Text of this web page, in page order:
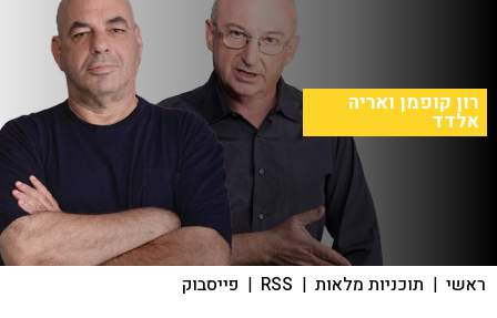
רון קופמן ואריה
אלדד
ראשי | תוכניות מלאות |
RSS
| פייסבוק